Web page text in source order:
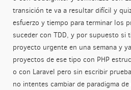
transición te va a resultar difícil y
esfuerzo y tiempo para terminar los
suceder con TDD, y por supuesto si
proyecto urgente en una semana y
proyectos de ese tipo con PHP
o con Laravel pero sin escribir
no intentes cambiar de paradigma